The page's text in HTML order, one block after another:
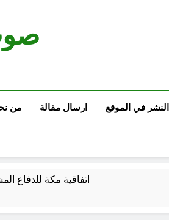
النشر في الموقع ارسال مقالة من
اتفاقية مكة للدفاع